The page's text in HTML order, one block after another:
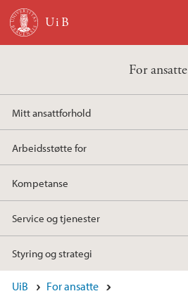
Hopp til hovedinnhold
For ansatte
Mitt ansattforhold
Arbeidsstøtte for
Kompetanse
Service og tjenester
Styring og strategi
UiB For ansatte